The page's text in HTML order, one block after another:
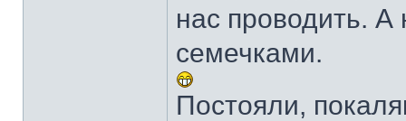
нас проводить. А
семечками.
Постояли,